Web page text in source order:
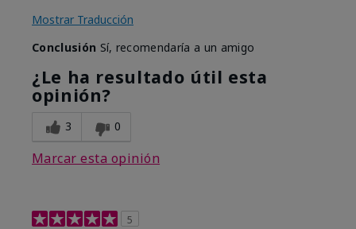
Mostrar Traducción
Conclusión Sí, recomendaría a un amigo
¿Le ha resultado útil esta
opinión?
3 0
Marcar esta opinión
5